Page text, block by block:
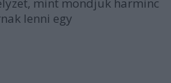
lenni egy